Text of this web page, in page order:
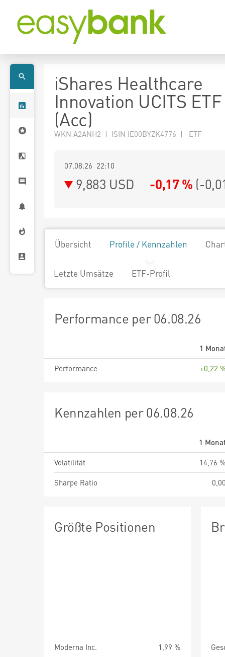
iShares Healthcare
Innovation UCITS
(Acc)
WKN A2ANH2 | ISIN IE00BYZK4776 | ETF
07.08.26 22:10
9,883 USD -0,17 % (-
Übersicht Profile / Kennzahlen
Letzte Umsätze ETF-Profil
Performance per 06.08.26
1
Performance
+0,22
Kennzahlen per 06.08.26
1
Volatilität
14,76
Sharpe Ratio
Größte Positionen
Moderna Inc.
1,99 %